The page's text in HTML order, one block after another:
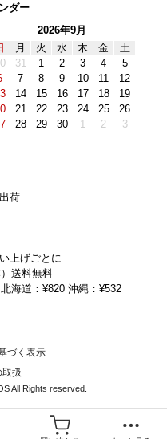
ダー
2026年9月
月 火 水 木 金
土
31 1 2 3 4
5
7 8 9 10 11
12
14 15 16 17 18
19
21 22 23 24 25
26
28 29 30 1 2 3
荷
上げごとに
送料無料
海道：¥820 沖縄：¥532
づく表示
扱
All Rights reserved.